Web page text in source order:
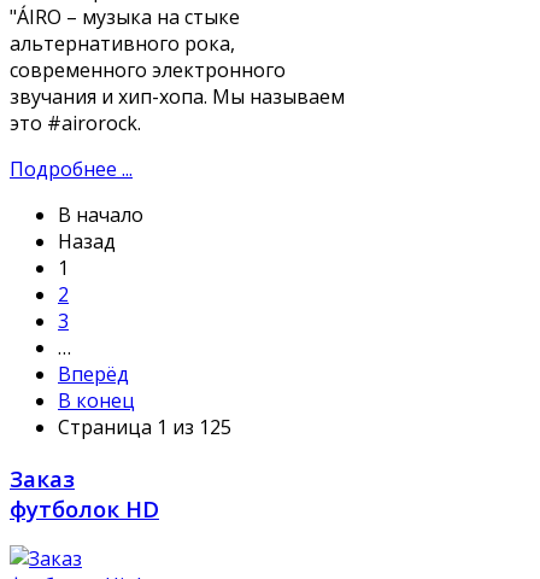
"ÁIRO – музыка на стыке
альтернативного рока,
современного электронного
звучания и хип-хопа. Мы называем
это #airorock.​
Подробнее ...
В начало
Назад
1
2
3
…
Вперёд
В конец
Страница 1 из 125
Заказ
футболок HD